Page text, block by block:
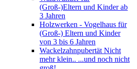
(Groß-)Eltern und Kinder ab
3 Jahren
Holzwerken - Vogelhaus für
(Groß-) Eltern und Kinder
von 3 bis 6 Jahren
Wackelzahnpubertät Nicht
mehr klein.. ...und noch nicht